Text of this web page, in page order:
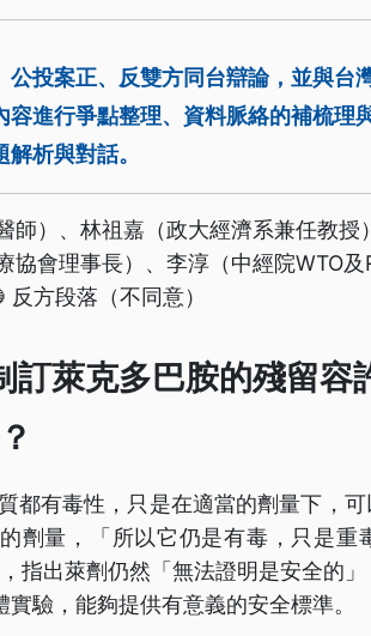
投案正、反雙方同台辯論，並與台
進行爭點整理、資料脈絡的補梳理
析與對話。
師）、林祖嘉（政大經濟系兼任教授）
協會理事長）、李淳（中經院WTO及
方段落（不同意）
訂萊克多巴胺的殘留容
都有毒性，只是在適當的劑量下，
劑量，「所以它仍是有毒，只是重
指出萊劑仍然「無法證明是安全的
驗，能夠提供有意義的安全標準。